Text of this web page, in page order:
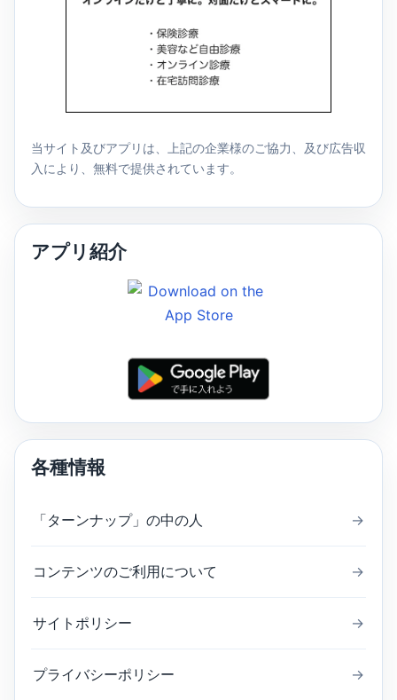
当サイト及びアプリは、上記の企業様のご協力、及び広告収
入により、無料で提供されています。
アプリ紹介
各種情報
「ターンナップ」の中の人 →
コンテンツのご利用について →
サイトポリシー →
プライバシーポリシー →